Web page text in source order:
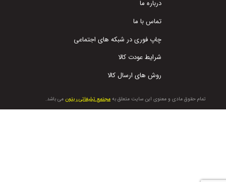
تمام حقوق مادی و معنوی این سایت متعلق به مجتمع تبلیغاتی ریتون می باشد.
درباره ما
تماس با ما
چاپ فوری در شبکه های اجتماعی
شرایط عودت کالا
روش های ارسال کالا